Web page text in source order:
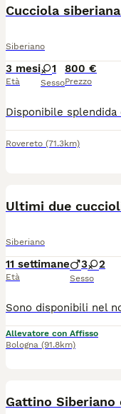
Cucciola
Siberiano
3 mesi
Età
1
Sesso
800 €
Prezzo
Rovereto (71.3km)
Siberiano
11 settimane
Età
3 2
Sesso
Allevatore con Affisso
Bologna (91.8km)
Gattino Siberiano